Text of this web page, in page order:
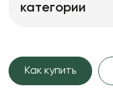
категории
Как купить